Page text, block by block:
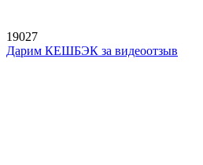
19027
Дарим КЕШБЭК за видеоотзыв